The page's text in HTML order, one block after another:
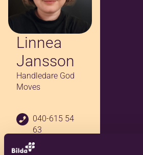
Linnea
Jansson
Handledare God
Moves
040-615 54
63
072-015 77